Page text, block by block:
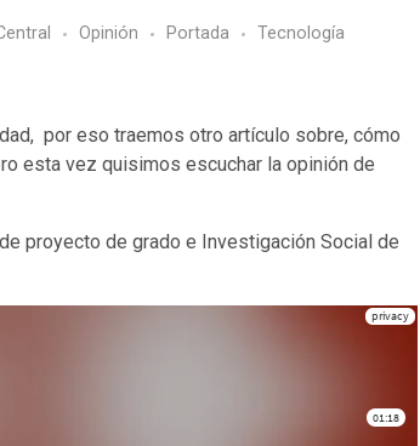
Opinión Portada Tecnologí­a
por eso traemos otro artículo sobre, cómo
esta vez quisimos escuchar la opinión de
proyecto de grado e Investigación Social de